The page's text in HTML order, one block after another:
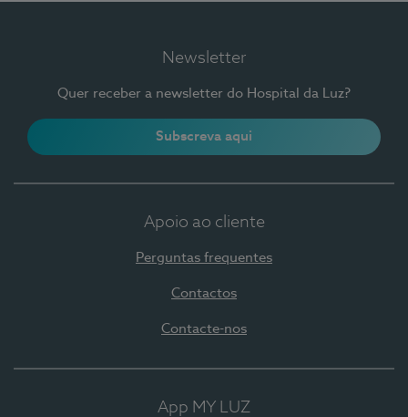
Newsletter
Quer receber a newsletter do Hospital da Luz?
Subscreva aqui
Apoio ao cliente
Perguntas frequentes
Contactos
Contacte-nos
App MY LUZ